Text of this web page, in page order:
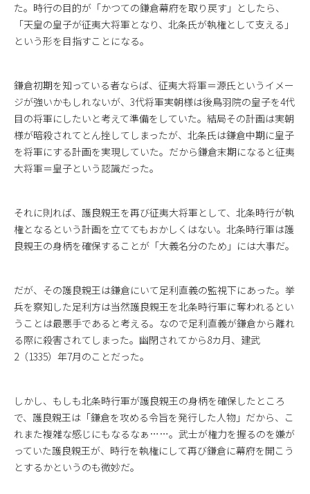
た。時行の目的が「かつての鎌倉幕府を取り戻す」としたら、
「天皇の皇子が征夷大将軍となり、北条氏が執権として支える」
という形を目指すことになる。
鎌倉初期を知っている者ならば、征夷大将軍＝源氏というイメー
ジが強いかもしれないが、3代将軍実朝様は後鳥羽院の皇子を4代
目の将軍にしたいと考えて準備をしていた。結局その計画は実朝
様が暗殺されてとん挫してしまったが、北条氏は鎌倉中期に皇子
を将軍にする計画を実現していた。だから鎌倉末期になると征夷
大将軍＝皇子という認識だった。
それに則れば、護良親王を再び征夷大将軍として、北条時行が執
権となるという計画を立ててもおかしくはない。北条時行軍は護
良親王の身柄を確保することが「大義名分のため」には大事だ。
だが、その護良親王は鎌倉にいて足利直義の監視下にあった。挙
兵を察知した足利方は当然護良親王を北条時行軍に奪われるとい
うことは最悪手であると考える。なので足利直義が鎌倉から離れ
る際に殺害されてしまった。幽閉されてから8カ月、建武
2（1335）年7月のことだった。
しかし、もしも北条時行軍が護良親王の身柄を確保したところ
で、護良親王は「鎌倉を攻める令旨を発行した人物」だから、こ
れまた複雑な感じにもなるなぁ……。武士が権力を握るのを嫌が
っていた護良親王が、時行を執権にして再び鎌倉に幕府を開こう
とするかというのも微妙だ。